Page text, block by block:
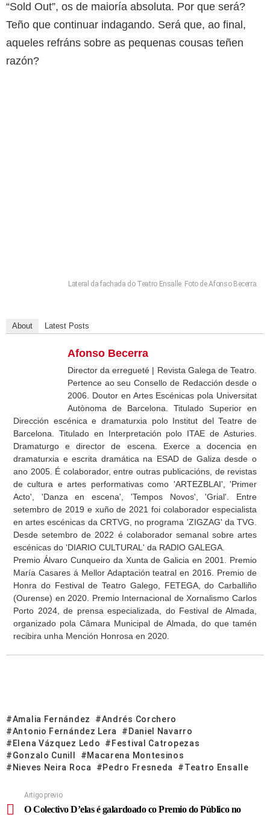
“Sold Out”, os de maioría absoluta. Por que será?
Teño que continuar indagando. Será que, ao final,
aqueles refráns sobre as pequenas cousas teñen
razón?
Lateral da fachada do Teatro Ensalle. Foto de Afonso Becerra.
About Latest Posts
Afonso Becerra
Director da erregueté | Revista Galega de Teatro.
Pertence ao seu Consello de Redacción desde o
2006. Doutor en Artes Escénicas pola Universitat
Autònoma de Barcelona. Titulado Superior en
Dirección escénica e dramaturxia polo Institut del Teatre de
Barcelona. Titulado en Interpretación polo ITAE de Asturies.
Dramaturgo e director de escena. Exerce a docencia en
dramaturxia e escrita dramática na ESAD de Galiza desde o
ano 2005. É colaborador, entre outras publicacións, de revistas
de cultura e artes performativas como 'ARTEZBLAI', 'Primer
Acto', 'Danza en escena', 'Tempos Novos', 'Grial'. Entre
setembro de 2019 e xuño de 2021 foi colaborador especialista
en artes escénicas da CRTVG, no programa 'ZIGZAG' da TVG.
Desde setembro de 2022 é colaborador semanal sobre artes
escénicas do 'DIARIO CULTURAL' da RADIO GALEGA.
Premio Álvaro Cunqueiro da Xunta de Galicia en 2001. Premio
María Casares á Mellor Adaptación teatral en 2016. Premio de
Honra do Festival de Teatro Galego, FETEGA, do Carballiño
(Ourense) en 2020. Premio Internacional de Xornalismo Carlos
Porto 2024, de prensa especializada, do Festival de Almada,
organizado pola Câmara Municipal de Almada, do que tamén
recibira unha Mención Honrosa en 2020.
Amalia Fernández
Andrés Corchero
Antonio Fernández Lera
Daniel Navarro
Elena Vázquez Ledo
Festival Catropezas
Gonzalo Cunill
Macarena Montesinos
Nieves Neira Roca
Pedro Fresneda Teatro Ensalle
Artigo previo
O Colectivo D’elas é galardoado co Premio do Público no